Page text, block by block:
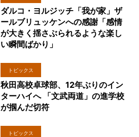
ダルコ・ヨルジッチ「我が家」ザ
ールブリュッケンへの感謝「感情
が大きく揺さぶられるような楽し
い瞬間ばかり」
トピックス
秋田高校卓球部、12年ぶりのイン
ターハイへ 「文武両道」の進学校
が掴んだ切符
トピックス